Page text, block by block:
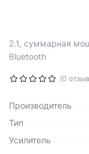
2.1, суммарная
Bluetooth
(0
Производитель
Тип
Усилитель